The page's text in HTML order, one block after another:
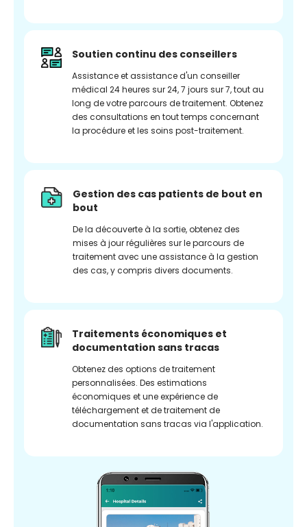
Soutien continu des conseillers
Assistance et assistance d'un conseiller
médical 24 heures sur 24, 7 jours sur 7, tout au
long de votre parcours de traitement. Obtenez
des consultations en tout temps concernant
la procédure et les soins post-traitement.
Gestion des cas patients de bout en
bout
De la découverte à la sortie, obtenez des
mises à jour régulières sur le parcours de
traitement avec une assistance à la gestion
des cas, y compris divers documents.
Traitements économiques et
documentation sans tracas
Obtenez des options de traitement
personnalisées. Des estimations
économiques et une expérience de
téléchargement et de traitement de
documentation sans tracas via l'application.